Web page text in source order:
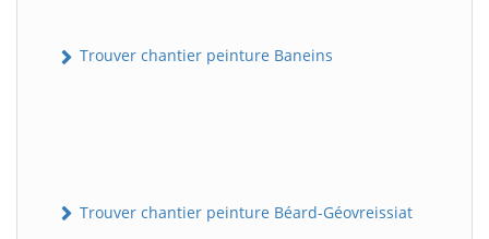
Trouver chantier peinture Baneins
Trouver chantier peinture Béard-Géovreissiat